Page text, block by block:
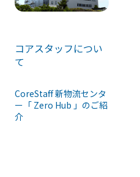
コアスタッフについ
て
CoreStaff 新物流センタ
ー「 Zero Hub 」のご紹
介